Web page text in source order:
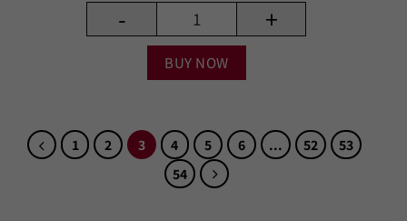
- +
BUY NOW
1 2 3 4 5 6 ... 52
53
54